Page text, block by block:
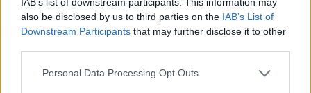
also be disclosed by us to third parties on the IAB’s List of
Downstream Participants that may further disclose it to other
Personal Data Processing Opt Outs
6+1 Itt a kakukktojás: az